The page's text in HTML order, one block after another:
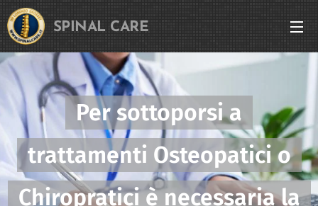
SPINAL CARE
Per sottoporsi a
trattamenti Osteopatici o
Chiropratici è necessaria la